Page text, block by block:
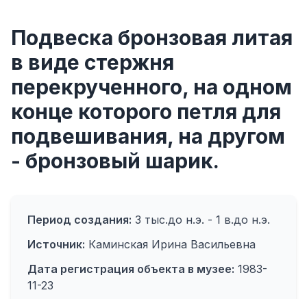
Подвеска бронзовая литая
в виде стержня
перекрученного, на одном
конце которого петля для
подвешивания, на другом
- бронзовый шарик.
Период создания: 3 тыс.до н.э. - 1 в.до н.э.
Источник: Каминская Ирина Васильевна
Дата регистрация объекта в музее: 1983-
11-23